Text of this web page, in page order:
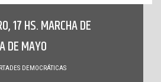
17 HS. MARCHA DE
DE MAYO
DEMOCRÁTICAS